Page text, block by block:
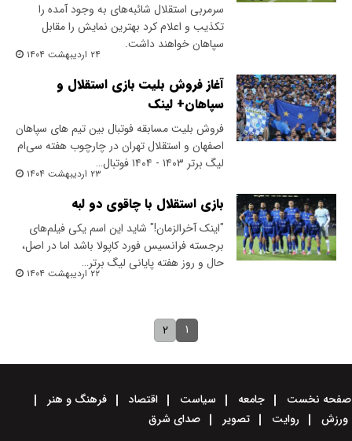
سرمربی استقلال شائبه‌های به وجود آمده را
تکذیب و اعلام کرد بهترین نمایش را مقابل
سپاهان خواهند داشت.
۲۴ اردیبهشت ۱۴۰۴
آغاز فروش بلیت بازی استقلال و
سپاهان+ لینک
فروش بلیت مسابقه فوتبال بین تیم های سپاهان
اصفهان و استقلال تهران در چارچوب هفته سی‌ام
لیگ برتر ۱۴۰۳ - ۱۴۰۴ فوتبال…
۲۳ اردیبهشت ۱۴۰۴
بازی استقلال با چاقوی دو لبه
"اینک آخرالزمان!" شاید این اسم یکی فیلم‌های
برجسته فرانسیس فورد کاپولا باشد اما در اصل،
حال و روز هفته پایانی لیگ برتر…
۲۲ اردیبهشت ۱۴۰۴
۱ ۲
صفحه نخست جامعه سیاست اقتصاد
فرهنگ و هنر
ورزش
روایت تصویر صدای شرق